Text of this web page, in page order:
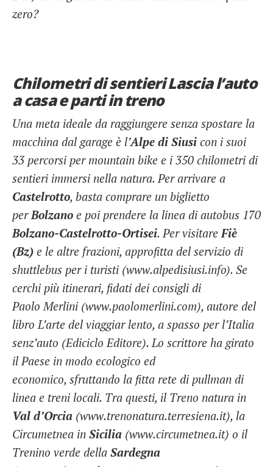
zero?
Chilometri di sentieri Lascia l’auto
a casa e parti in treno
Una meta ideale da raggiungere senza spostare la
macchina dal garage è l’Alpe di Siusi con i suoi
33 percorsi per mountain bike e i 350 chilometri di
sentieri immersi nella natura. Per arrivare a
Castelrotto, basta comprare un biglietto
perBolzano e poi prendere la linea di autobus 170
Bolzano-Castelrotto-Ortisei. Per visitareFiè
(Bz) e le altre frazioni, approfitta del servizio di
shuttlebus per i turisti (www.alpedisiusi.info). Se
cerchi più itinerari, fidati dei consigli di
Paolo Merlini (www.paolomerlini.com), autore del
libro L’arte del viaggiar lento, a spasso per l’Italia
senz’auto (Ediciclo Editore). Lo scrittore ha girato
il Paese in modo ecologico ed
economico, sfruttando la fitta rete di pullman di
linea e treni locali. Tra questi, il Treno natura in
Val d’Orcia (www.trenonatura.terresiena.it), la
Circumetnea in Sicilia (www.circumetnea.it) o il
Trenino verde della Sardegna